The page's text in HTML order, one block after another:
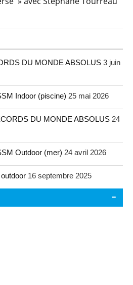
DU MONDE ABSOLUS 3 juin
Indoor (piscine) 25 mai 2026
DU MONDE ABSOLUS 24
Outdoor (mer) 24 avril 2026
16 septembre 2025